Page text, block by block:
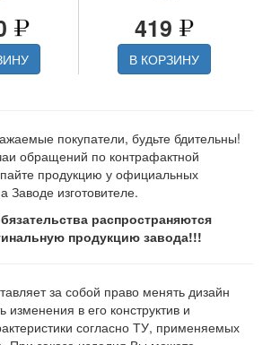
419
В КОРЗИНУ
покупатели, будьте бдительны!
обращений по контрафактной
продукцию у официальных
Заводе изготовителе.
распространяются
продукцию завода!!!
за собой право менять дизайн
изменения в его конструктив и
согласно ТУ, применяемых